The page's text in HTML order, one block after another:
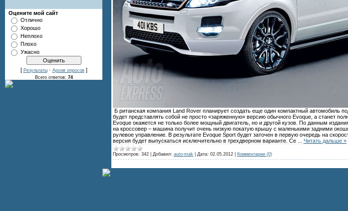
Оцените мой сайт
Отлично
Хорошо
Неплохо
Плохо
Ужасно
[ Результаты· Архив опросов]
Всего ответов: 74
Б ританская компания Land Rover планирует создать еще один компактный автомобиль
будет представлять собой не просто «заряженную» версию обычного Evoque, а станет
Evoque окажется не только более мощный двигатель, но и другой кузов. По данным
на кроссовер – машина получит очень низкую покатую крышу с маленькими задними
рулевое управление. В результате Evoque Sport будет заточен в первую очередь на
версия будет выпускаться исключительно в трехдверном варианте. Се
Читать дальше »
Просмотров: 342 Добавил: auto-mak Дата: 02.05.2012 Комментарии (0)